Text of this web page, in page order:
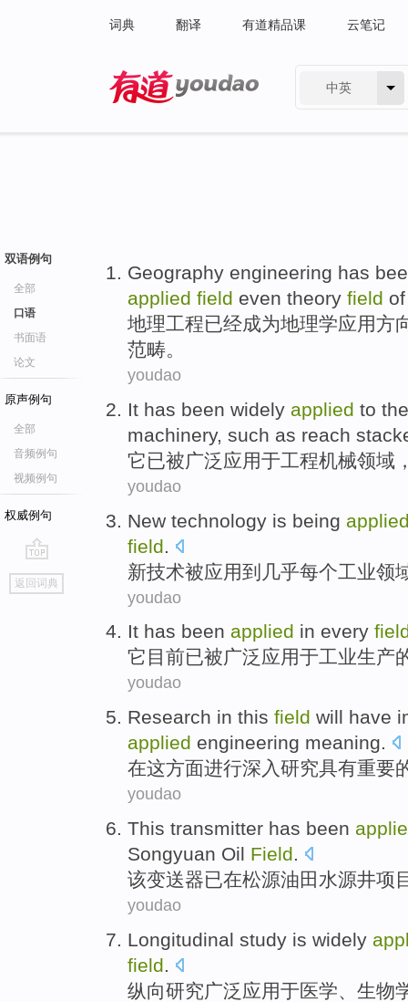
词典 翻译 有道精品课 云笔记
中英
双语例句
全部
口语
书面语
论文
原声例句
全部
音频例句
视频例句
权威例句
go
top
返回词典
Geography engineering has
applied field even theory field of
地理工程已经成为地理学应用方
范畴。
youdao
It has been widely applied to
machinery, such as reach
它已被广泛应用于工程机械领域
youdao
New technology is being
field
新技术被应用到 几乎每个工业领
youdao
It has been applied in every
它 目前已被广泛应用于工业生产
youdao
Research in this field will have
applied engineering meaning.
在这方面进行深入研究具有重要
youdao
This transmitter has been
Songyuan Oil Field.
该变送器已在松源油田 水源井项
youdao
Longitudinal study is widely
field.
纵向研究广泛应用于医学、 生物